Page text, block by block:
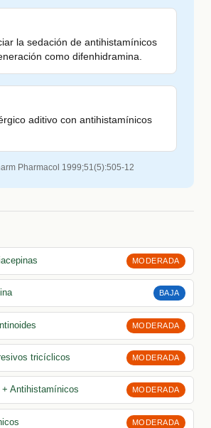
la sedación de antihistamínicos
como difenhidramina.
aditivo con antihistamínicos
Pharmacol 1999;51(5):505-12
MODERADA
BAJA
MODERADA
tricíclicos MODERADA
+ Antihistamínicos MODERADA
MODERADA